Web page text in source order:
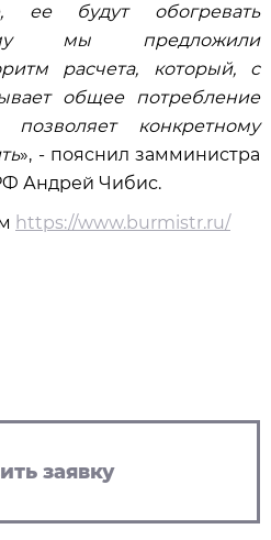
ее будут обогревать
мы предложили
расчета, который, с
общее потребление
конкретному
», - пояснил замминистра
Андрей Чибис.
https://www.burmistr.ru/
заявку